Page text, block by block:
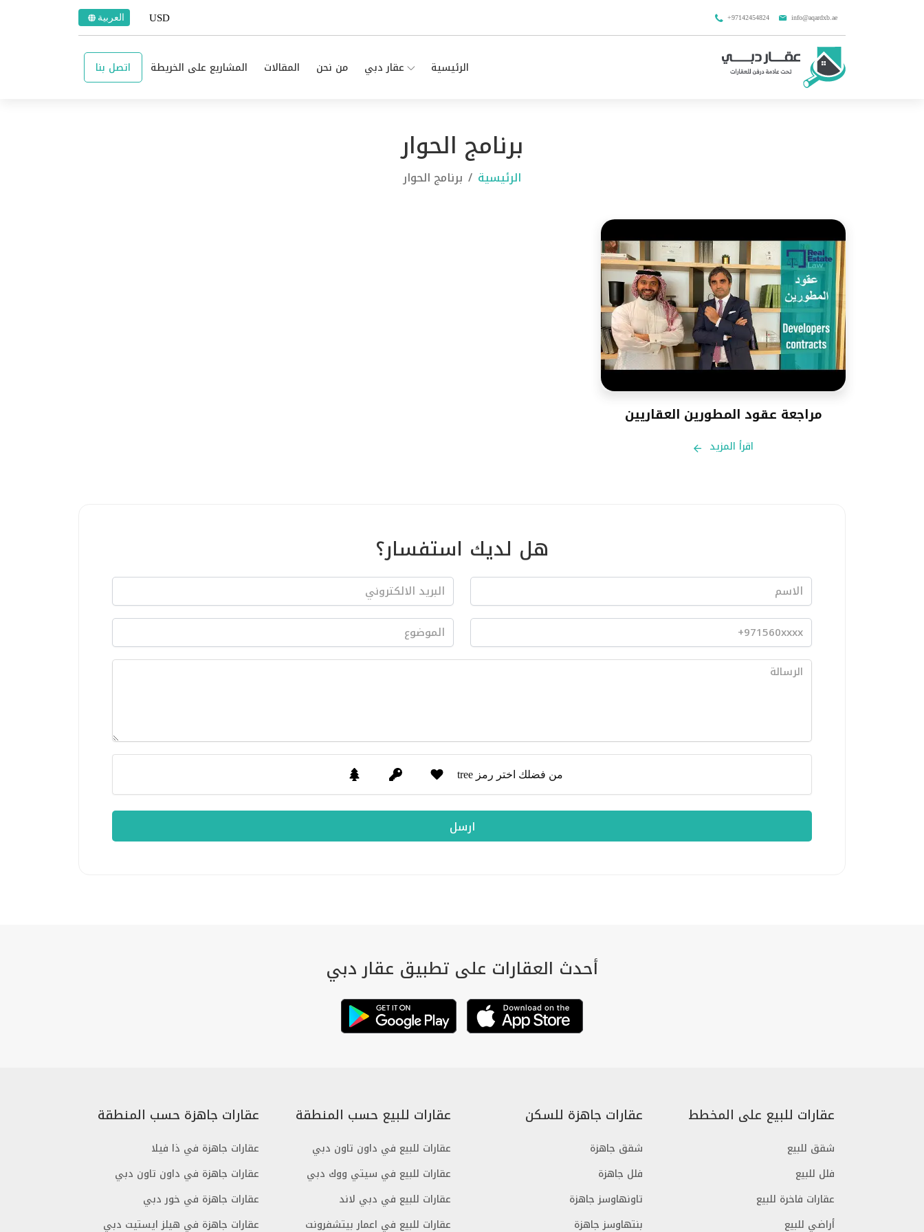
info@aqardxb.ae
+97142454824 العربية
الرئيسية عقار دبي من نحن المقالات المشاريع على الخريطة اتصل بنا
برنامج الحوار
الرئيسية برنامج الحوار
مراجعة عقود المطورين العقاريين
اقرأ المزيد
هل لديك استفسار؟
من فضلك اختر رمز tree
أحدث العقارات على تطبيق عقار دبي
عقارات للبيع على المخطط
شقق للبيع
فلل للبيع
عقارات فاخرة للبيع
أراضي للبيع
عقارات جاهزة للسكن
شقق جاهزة
فلل جاهزة
تاونهاوسز جاهزة
بنتهاوسز جاهزة
عقارات للبيع حسب المنطقة
عقارات للبيع في داون تاون دبي
عقارات للبيع في سيتي ووك دبي
عقارات للبيع في دبي لاند
عقارات للبيع في اعمار بيتشفرونت
عقارات جاهزة حسب المنطقة
عقارات جاهزة في ذا فيلا
عقارات جاهزة في داون تاون دبي
عقارات جاهزة في خور دبي
عقارات جاهزة في هيلز ايستيت دبي